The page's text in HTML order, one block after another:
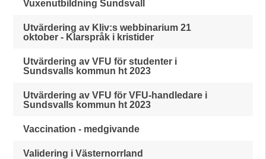
Vuxenutbildning Sundsvall
Utvärdering av Kliv:s webbinarium 21
oktober - Klarspråk i kristider
Utvärdering av VFU för studenter i
Sundsvalls kommun ht 2023
Utvärdering av VFU för VFU-handledare i
Sundsvalls kommun ht 2023
Vaccination - medgivande
Validering i Västernorrland